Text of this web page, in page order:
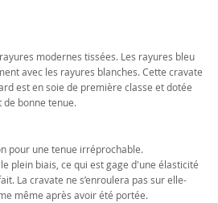
modernes tissées. Les rayures bleu
avec les rayures blanches. Cette cravate
est en soie de première classe et dotée
de bonne tenue.
pour une tenue irréprochable.
plein biais, ce qui est gage d'une élasticité
La cravate ne s’enroulera pas sur elle-
même après avoir été portée.